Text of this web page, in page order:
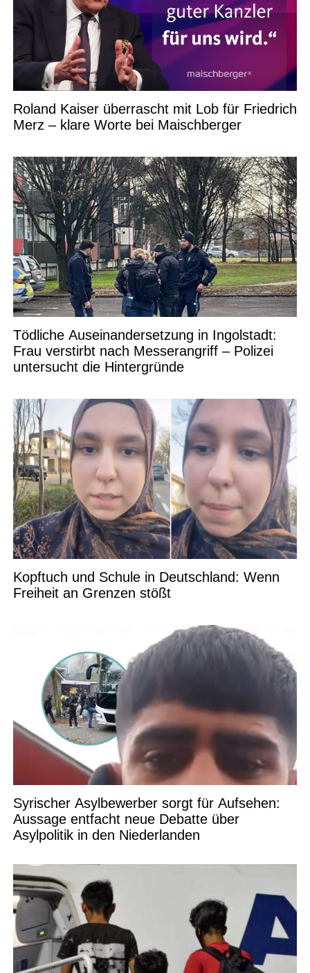
Roland Kaiser überrascht mit Lob für Friedrich
Merz – klare Worte bei Maischberger
Tödliche Auseinandersetzung in Ingolstadt:
Frau verstirbt nach Messerangriff – Polizei
untersucht die Hintergründe
Kopftuch und Schule in Deutschland: Wenn
Freiheit an Grenzen stößt
Syrischer Asylbewerber sorgt für Aufsehen:
Aussage entfacht neue Debatte über
Asylpolitik in den Niederlanden